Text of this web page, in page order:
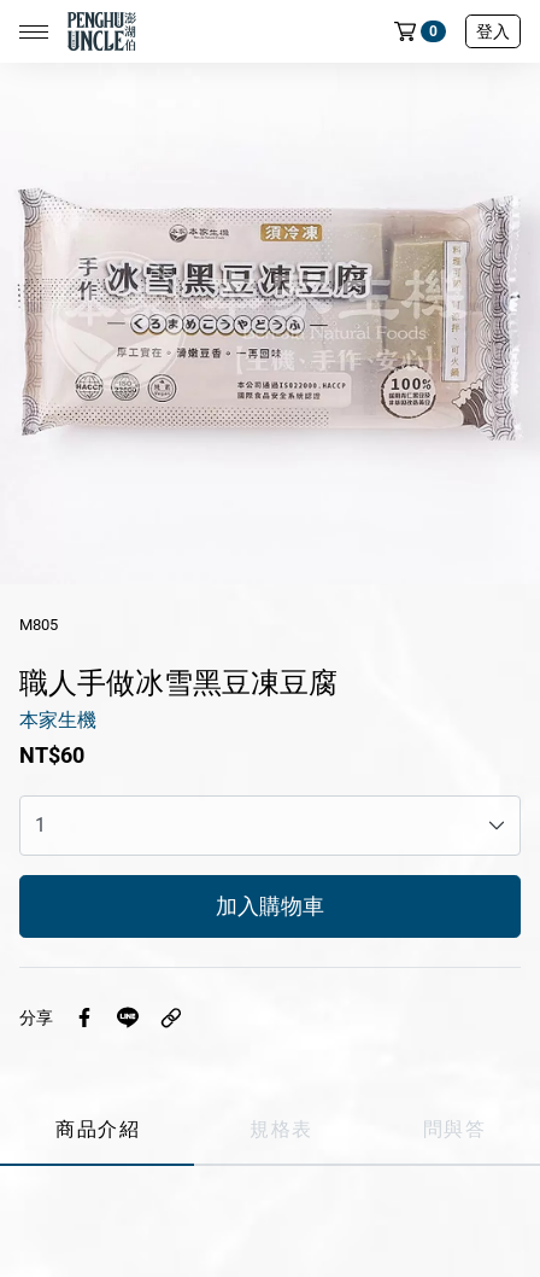
0 登入
📢限時搶購｜魚皮買五送一🔥
📢限時搶購｜蝦餅買五送一🔥
📢限時搶購｜魷魚製品買五送一🔥
📢限時搶購｜七龍珠聯名魚皮買五送一🔥
全部商品
中元節專區
送禮專區
風味醬系列
醬滷系列
花火限定冰淇淋
瑪咖朵披薩
品牌
Line
Instagram
M805
職人手做冰雪黑豆凍豆腐
本家生機
NT$60
加入購物車
分享
商品介紹 規格表 問與答